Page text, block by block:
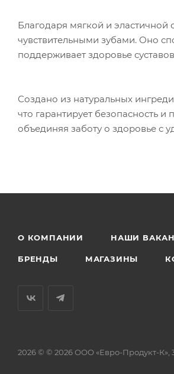
Благодаря мягкой и эластичной
чувствительными зубами. Оно
поддерживает здоровье
Создано из натуральных
что гарантирует безопасность
объединяя заботу о здоровье с
О КОМПАНИИ НАШИ
БРЕНДЫ МАГАЗИНЫ
2026 © © 2026 ООО «Евро-Продукт-К»,